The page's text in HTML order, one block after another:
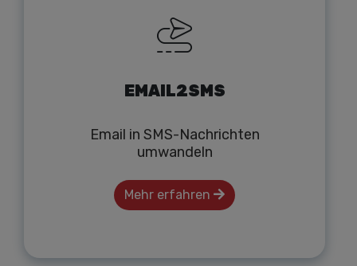
EMAIL2SMS
Email in SMS-Nachrichten
umwandeln
Mehr erfahren